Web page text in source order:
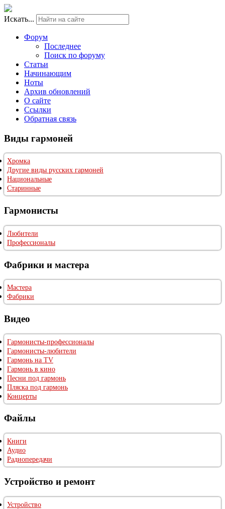
Искать...
Форум
Последнее
Поиск по форуму
Статьи
Начинающим
Ноты
Архив обновлений
О сайте
Ссылки
Обратная связь
Виды гармоней
Хромка
Другие виды русских гармоней
Национальные
Старинные
Гармонисты
Любители
Профессионалы
Фабрики и мастера
Мастера
Фабрики
Видео
Гармонисты-профессионалы
Гармонисты-любители
Гармонь на TV
Гармонь в кино
Песни под гармонь
Пляска под гармонь
Концерты
Файлы
Книги
Аудио
Радиопередачи
Устройство и ремонт
Устройство